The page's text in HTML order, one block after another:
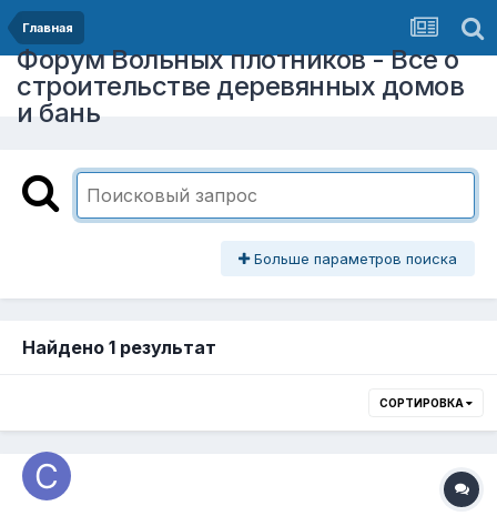
Главная
Форум Вольных плотников - Все о
строительстве деревянных домов
и бань
Больше параметров поиска
Найдено 1 результат
СОРТИРОВКА